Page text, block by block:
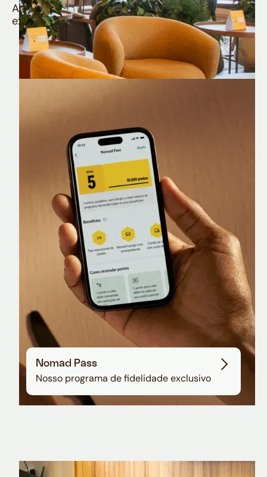
Aproveite todos os benefícios e vantagens
exclusivas da sua Conta Internacional
Nomad Lounge
Sala VIP no Aeroporto de Guarulhos
Nomad Pass
Nosso programa de fidelidade exclusivo